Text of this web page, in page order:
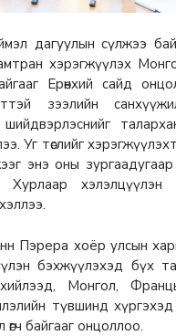
дагуулын сүлжээ
хэрэгжүүлэх
Ерөнхий сайд
зээлийн
шийдвэрлэснийг
Уг төслийг
энэ оны
хэлэлцүүлэн
Пэрера хоёр улсын
бэхжүүлэхэд бүх
Монгол,
түвшинд
өгч байгааг онцоллоо.